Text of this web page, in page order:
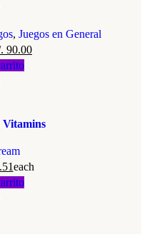
, Juegos en General
90.00
each